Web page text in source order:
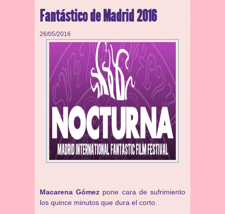
Fantástico de Madrid 2016
26/05/2016
Macarena Gómez pone cara de sufrimiento
los quince minutos que dura el corto.